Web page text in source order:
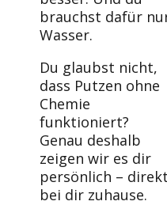
brauchst dafür
Wasser.
Du glaubst nicht,
dass Putzen ohne
Chemie
funktioniert?
Genau deshalb
zeigen wir es dir
persönlich – direkt
bei dir zuhause.